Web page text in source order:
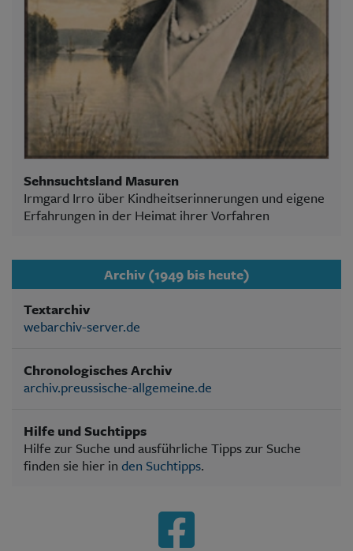
Sehnsuchtsland Masuren
Irmgard Irro über Kindheitserinnerungen und eigene
Erfahrungen in der Heimat ihrer Vorfahren
Archiv (1949 bis heute)
Textarchiv
webarchiv-server.de
Chronologisches Archiv
archiv.preussische-allgemeine.de
Hilfe und Suchtipps
Hilfe zur Suche und ausführliche Tipps zur Suche
finden sie hier in den Suchtipps.